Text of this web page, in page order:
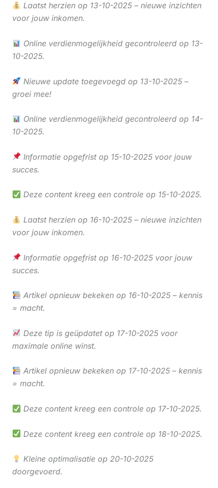
Laatst herzien op 13-10-2025 – nieuwe inzichten
voor jouw inkomen.
Online verdienmogelijkheid gecontroleerd op 13-
10-2025.
Nieuwe update toegevoegd op 13-10-2025 –
groei mee!
Online verdienmogelijkheid gecontroleerd op 14-
10-2025.
Informatie opgefrist op 15-10-2025 voor jouw
succes.
Deze content kreeg een controle op 15-10-2025.
Laatst herzien op 16-10-2025 – nieuwe inzichten
voor jouw inkomen.
Informatie opgefrist op 16-10-2025 voor jouw
succes.
Artikel opnieuw bekeken op 16-10-2025 – kennis
= macht.
Deze tip is geüpdatet op 17-10-2025 voor
maximale online winst.
Artikel opnieuw bekeken op 17-10-2025 – kennis
= macht.
Deze content kreeg een controle op 17-10-2025.
Deze content kreeg een controle op 18-10-2025.
Kleine optimalisatie op 20-10-2025
doorgevoerd.